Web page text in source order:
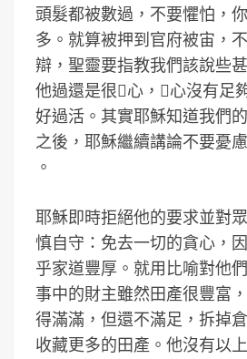
頭髮都被數過，不要懼怕，
多。就算被押到官府被宙，
辯，聖靈要指教我們該說些
他過還是很心，心沒有足
好過活。其實耶穌知道我們
之後，耶穌繼續講論不要憂
。
耶穌即時拒絕他的要求並對
慎自守：免去一切的貪心，
乎家道豐厚。就用比喻對他
事中的財主雖然田產很豐富
得滿滿，但還不滿足，拆掉
收藏更多的田產。他沒有以